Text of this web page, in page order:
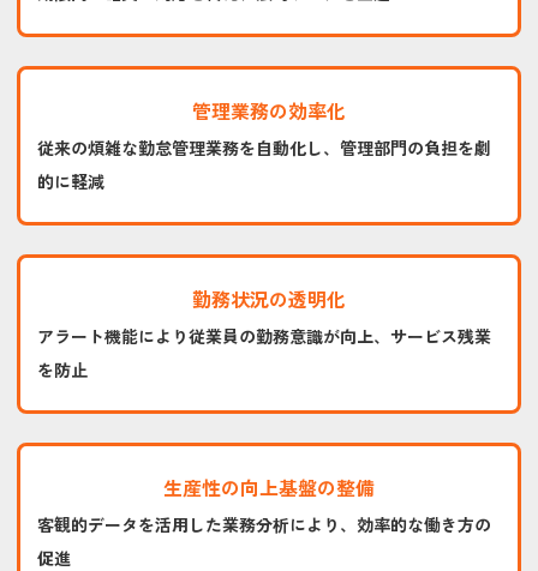
管理業務の効率化
従来の煩雑な勤怠管理業務を自動化し、管理部門の負担を劇
的に軽減
勤務状況の透明化
アラート機能により従業員の勤務意識が向上、サービス残業
を防止
生産性の向上基盤の整備
客観的データを活用した業務分析により、効率的な働き方の
促進